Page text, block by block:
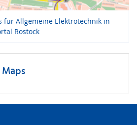
für Allgemeine Elektrotechnik in
Rostock